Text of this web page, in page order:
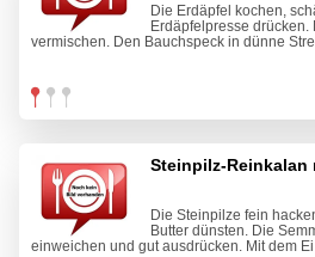
Die Erdäpfel kochen,
Erdäpfelpresse
vermischen. Den Bauchspeck in dünne
Steinpilz-
Die Steinpilze fein
Butter dünsten. Die
einweichen und gut ausdrücken. Mit dem